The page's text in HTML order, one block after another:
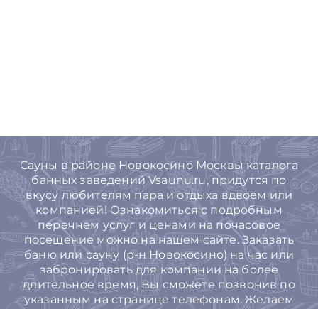
Сауны в районе Новокосино Москвы каталога
банных заведений Vsaunu.ru, придутся по
вкусу любителям пара и отдыха вдвоем или
компанией! Ознакомиться с подробным
перечнем услуг и ценами на почасовое
посещение можно на нашем сайте. Заказать
баню или сауну (р-н Новокосино) на час или
забронировать для компании на более
длительное время, Вы cможете позвонив по
указанным на странице телефонам. Желаем